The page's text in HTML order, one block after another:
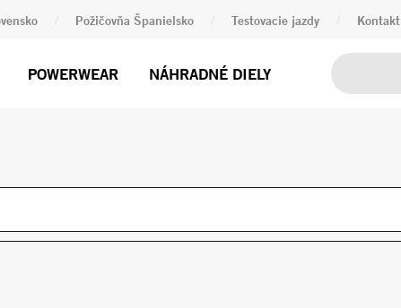
Požičovňa Španielsko Testovacie jazdy Kontakt
POWERWEAR NÁHRADNÉ DIELY